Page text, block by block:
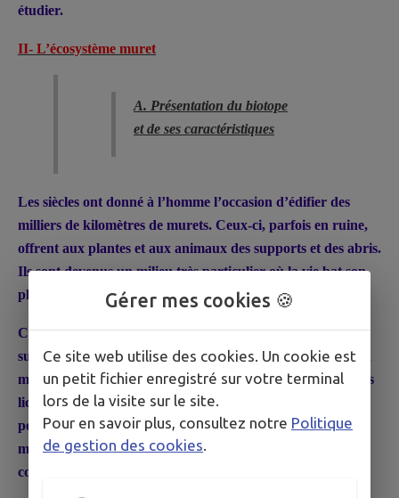
étudier.
II- L’écosystème muret
A. Présentation du biotope
et de ses caractéristiques
Les siècles ont donné à l’homme l’occasion d’édifier des
milliers de kilomètres de murets. Ceux-ci, parfois en ruine,
offrent aux plantes et aux animaux des supports et des abris.
Ils sont devenus un milieu très particulier où la vie bat son
plein.
Cependant, avant que la vie ne s’installe, il existe une
succession de stades bien précis, permettant de passer d’un
milieu stérile à un milieu vivant. Tout commence lorsque les
lichens ( symbiose entre une algue et un champignon),
pouvant vivre sur des matériaux stériles, colonisent les
murets. Grâce à leurs actions chimiques et mécaniques, ils
commencent à dégrader la roche.
Gérer mes cookies 🍪
Ce site web utilise des cookies. Un cookie est
un petit fichier enregistré sur votre terminal
lors de la visite sur le site.
Pour en savoir plus, consultez notre Politique
de gestion des cookies